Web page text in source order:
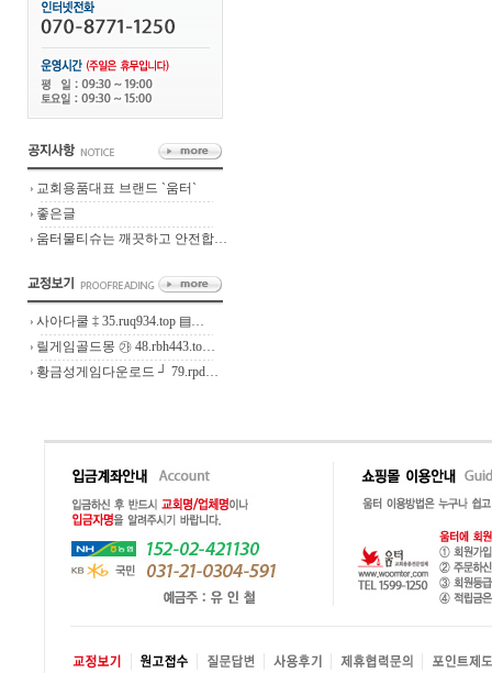
교회용품대표 브랜드 `움터`
좋은글
움터물티슈는 깨끗하고 안전합…
사아다쿨 ‡ 35.ruq934.top ▤…
릴게임골드몽 ㉮ 48.rbh443.to…
황금성게임다운로드 ┘ 79.rpd…